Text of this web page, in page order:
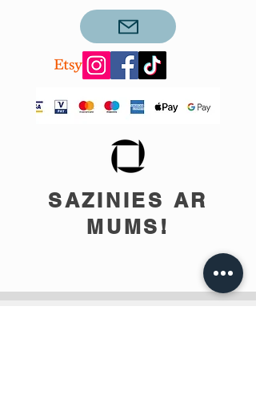
SAZINIES AR
MUMS!